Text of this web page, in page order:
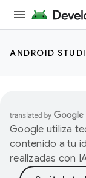
ANDROID
Google utiliza
contenido a tu
realizadas con